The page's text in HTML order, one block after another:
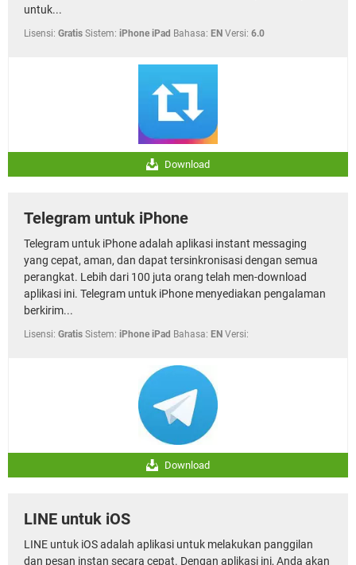
untuk...
Lisensi: Gratis Sistem: iPhone iPad Bahasa: EN Versi: 6.0
Download
Telegram untuk iPhone
Telegram untuk iPhone adalah aplikasi instant messaging
yang cepat, aman, dan dapat tersinkronisasi dengan semua
perangkat. Lebih dari 100 juta orang telah men-download
aplikasi ini. Telegram untuk iPhone menyediakan pengalaman
berkirim...
Lisensi: Gratis Sistem: iPhone iPad Bahasa: EN Versi:
Download
LINE untuk iOS
LINE untuk iOS adalah aplikasi untuk melakukan panggilan
dan pesan instan secara cepat. Dengan aplikasi ini, Anda akan